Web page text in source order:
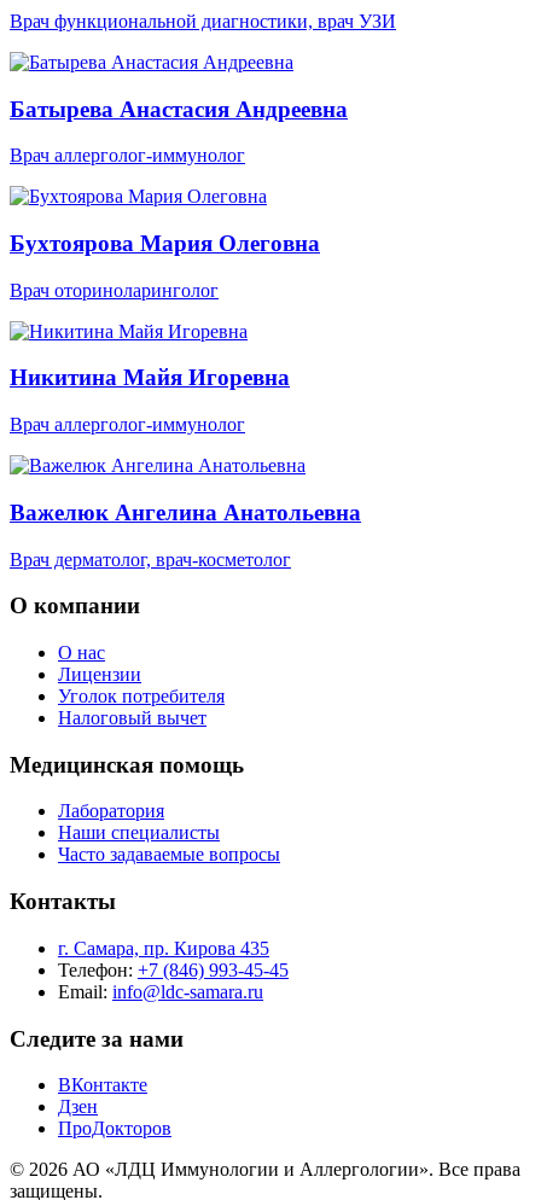
Врач функциональной диагностики, врач УЗИ
Батырева Анастасия Андреевна
Врач аллерголог-иммунолог
Бухтоярова Мария Олеговна
Врач оториноларинголог
Никитина Майя Игоревна
Врач аллерголог-иммунолог
Важелюк Ангелина Анатольевна
Врач дерматолог, врач-косметолог
О компании
О нас
Лицензии
Уголок потребителя
Налоговый вычет
Медицинская помощь
Лаборатория
Наши специалисты
Часто задаваемые вопросы
Контакты
г. Самара, пр. Кирова 435
Телефон: +7 (846) 993-45-45
Email: info@ldc-samara.ru
Следите за нами
ВКонтакте
Дзен
ПроДокторов
© 2026 АО «ЛДЦ Иммунологии и Аллергологии». Все права
защищены.